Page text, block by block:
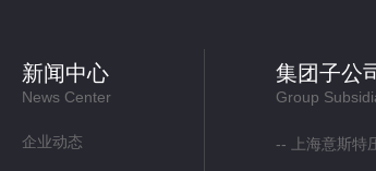
新闻中心
News Center
企业动态
集团子公
Group
上海意斯特